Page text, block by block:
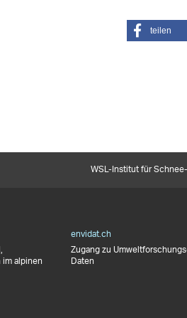
teilen
WSL-Institut für
alpinen
envidat.ch
Zugang zu
Daten